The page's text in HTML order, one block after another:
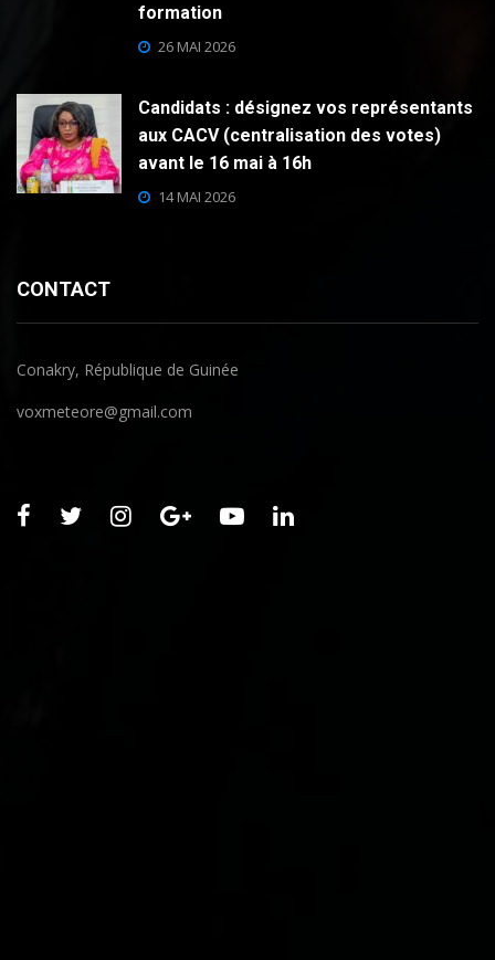
formation
26 MAI 2026
Candidats : désignez vos représentants
aux CACV (centralisation des votes)
avant le 16 mai à 16h
14 MAI 2026
CONTACT
Conakry, République de Guinée
voxmeteore@gmail.com